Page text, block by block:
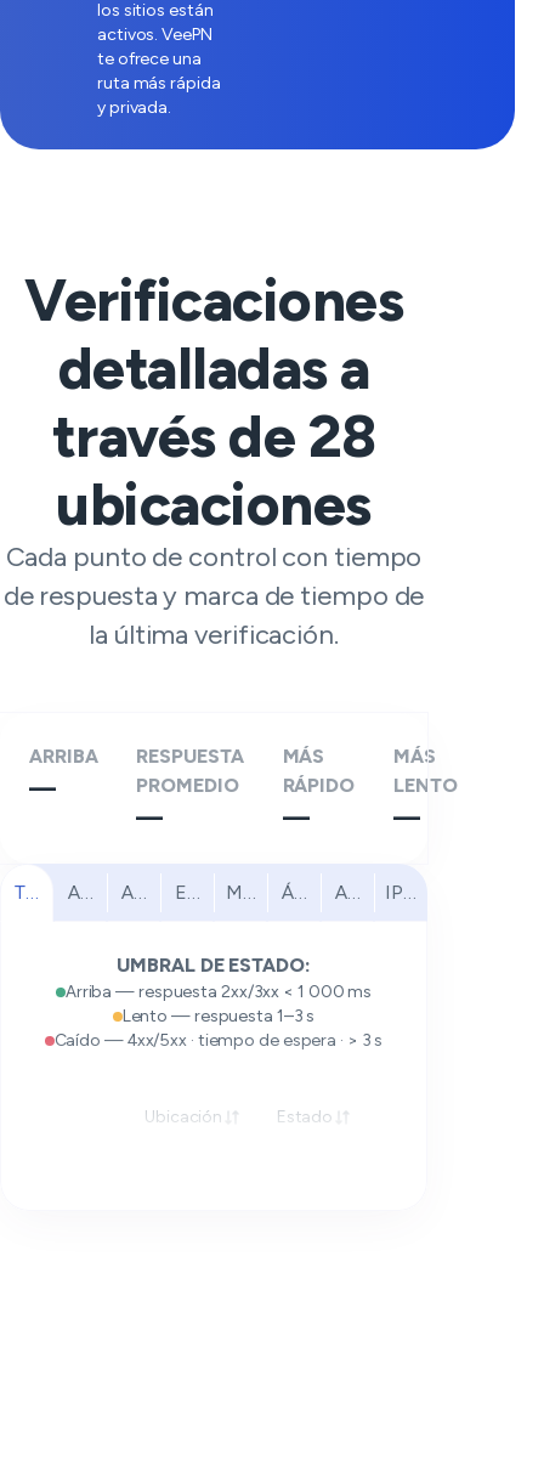
los sitios están
activos. VeePN
te ofrece una
ruta más rápida
y privada.
Verificaciones
detalladas a
través de28
ubicaciones
Cada punto de control con tiempo
de respuesta y marca de tiempo de
la última verificación.
ARRIBA
—
RESPUESTA
PROMEDIO
—
MÁS
RÁPIDO
—
MÁS
LENTO
—
TodosAmérica del Norte
América del Sur
EuropaMedio Oriente
África Asia Pacífico
IPv6
UMBRAL DE ESTADO:
Arriba — respuesta 2xx/3xx < 1 000 ms
Lento — respuesta 1–3 s
Caído — 4xx/5xx · tiempo de espera · > 3 s
Ubicación Estado